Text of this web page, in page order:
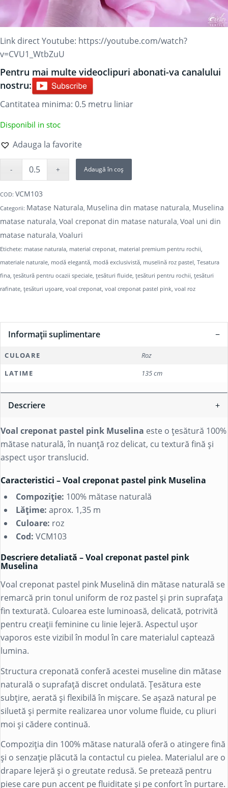
Link direct Youtube: https://youtube.com/watch?
v=CVU1_WtbZuU
Pentru mai multe videoclipuri abonati-va canalului
nostru:
Cantitatea minima: 0.5 metru liniar
Disponibil in stoc
Adauga la favorite
Adaugă în coș
COD: VCM103
Categorii: Matase Naturala Muselina din matase naturala Muselina
matase naturala Voal creponat din matase naturala Voal uni din
matase naturala Voaluri
Etichete: matase naturala material creponat material premium pentru rochii
materiale naturale modă elegantă modă exclusivistă muselină roz pastel Tesatura
fina țesătură pentru ocazii speciale țesături fluide țesături pentru rochii țesături
rafinate țesături ușoare voal creponat voal creponat pastel pink voal roz
Descriere
Voal creponat pastel pink Muselina este o țesătură 100%
mătase naturală, în nuanță roz delicat, cu textură fină și
aspect ușor translucid.
Caracteristici – Voal creponat pastel pink Muselina
Compoziție: 100% mătase naturală
Lățime: aprox. 1,35 m
Culoare: roz
Cod: VCM103
Descriere detaliată – Voal creponat pastel pink
Muselina
Voal creponat pastel pink Muselină din mătase naturală se
remarcă prin tonul uniform de roz pastel și prin suprafața
fin texturată. Culoarea este luminoasă, delicată, potrivită
pentru creații feminine cu linie lejeră. Aspectul ușor
vaporos este vizibil în modul în care materialul captează
lumina.
Structura creponată conferă acestei museline din mătase
naturală o suprafață discret ondulată. Țesătura este
subțire, aerată și flexibilă în mișcare. Se așază natural pe
siluetă și permite realizarea unor volume fluide, cu pliuri
moi și cădere continuă.
Compoziția din 100% mătase naturală oferă o atingere fină
și o senzație plăcută la contactul cu pielea. Materialul are o
drapare lejeră și o greutate redusă. Se pretează pentru
piese care pun accent pe fluiditate și pe confort în purtare.
Informații suplimentare
CULOARE
Roz
LATIME
135 cm